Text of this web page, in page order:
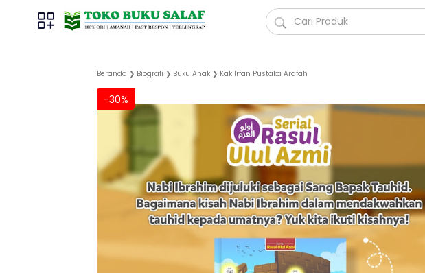
Beranda ❯ Biografi ❯ Buku Anak ❯ Kak Irfan Pustaka Arafah
-30%